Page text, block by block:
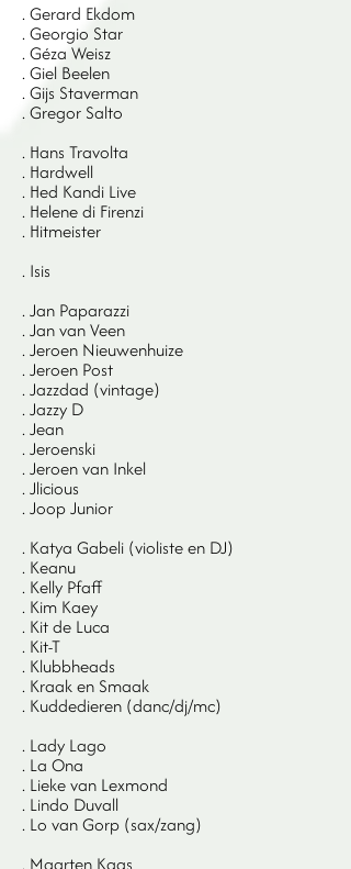
. Gerard Ekdom
. Georgio Star
. Géza Weisz
. Giel Beelen
. Gijs Staverman
. Gregor Salto
. Hans Travolta
. Hardwell
. Hed Kandi Live
. Helene di Firenzi
. Hitmeister
. Isis
. Jan Paparazzi
. Jan van Veen
. Jeroen Nieuwenhuize
. Jeroen Post
. Jazzdad (vintage)
. Jazzy D
. Jean
. Jeroenski
. Jeroen van Inkel
. Jlicious
. Joop Junior
. Katya Gabeli (violiste en DJ)
. Keanu
. Kelly Pfaff
. Kim Kaey
. Kit de Luca
. Kit-T
. Klubbheads
. Kraak en Smaak
. Kuddedieren (danc/dj/mc)
. Lady Lago
. La Ona
. Lieke van Lexmond
. Lindo Duvall
. Lo van Gorp (sax/zang)